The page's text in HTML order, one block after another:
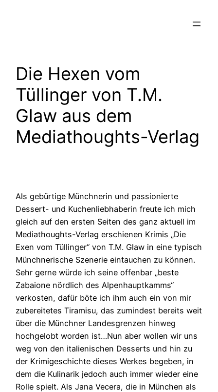
Die Hexen vom
Tüllinger von T.M.
Glaw aus dem
Mediathoughts-Verlag
Als gebürtige Münchnerin und passionierte
Dessert- und Kuchenliebhaberin freute ich mich
gleich auf den ersten Seiten des ganz aktuell im
Mediathoughts-Verlag erschienen Krimis „Die
Exen vom Tüllinger“ von T.M. Glaw in eine typisch
Münchnerische Szenerie eintauchen zu können.
Sehr gerne würde ich seine offenbar „beste
Zabaione nördlich des Alpenhauptkamms“
verkosten, dafür böte ich ihm auch ein von mir
zubereitetes Tiramisu, das zumindest bereits weit
über die Münchner Landesgrenzen hinweg
hochgelobt worden ist…Nun aber wollen wir uns
weg von den italienischen Desserts und hin zu
der Krimigeschichte dieses Werkes begeben, in
dem die Kulinarik jedoch auch immer wieder eine
Rolle spielt. Als Jana Vecera, die in München als